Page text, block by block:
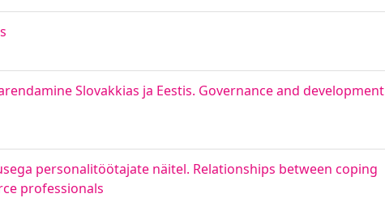
Slovakkias ja Eestis. Governance and development
personalitöötajate näitel. Relationships between coping
professionals